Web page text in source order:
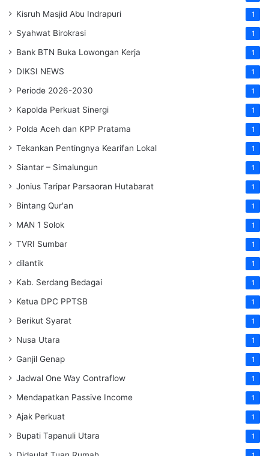
Kisruh Masjid Abu Indrapuri 1
Syahwat Birokrasi 1
Bank BTN Buka Lowongan Kerja 1
DIKSI NEWS 1
Periode 2026-2030 1
Kapolda Perkuat Sinergi 1
Polda Aceh dan KPP Pratama 1
Tekankan Pentingnya Kearifan Lokal 1
Siantar – Simalungun 1
Jonius Taripar Parsaoran Hutabarat 1
Bintang Qur'an 1
MAN 1 Solok 1
TVRI Sumbar 1
dilantik 1
Kab. Serdang Bedagai 1
Ketua DPC PPTSB 1
Berikut Syarat 1
Nusa Utara 1
Ganjil Genap 1
Jadwal One Way Contraflow 1
Mendapatkan Passive Income 1
Ajak Perkuat 1
Bupati Tapanuli Utara 1